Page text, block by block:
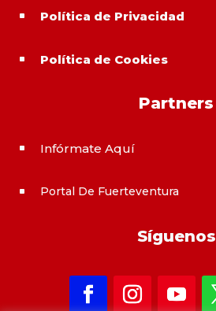
^ Política de Privacidad
^ Política de Cookies
Partners
^ Infórmate Aquí
^ Portal De Fuerteventura
Síguenos